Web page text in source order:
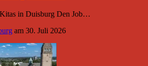
in Duisburg Den Job…
am 30. Juli 2026